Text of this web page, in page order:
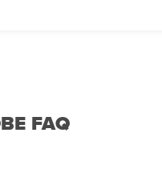
FAQ